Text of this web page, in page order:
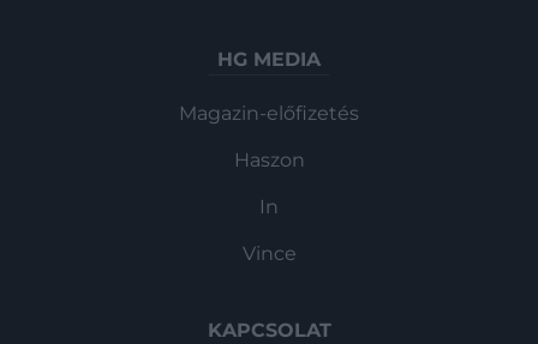
HG MEDIA
Magazin-előfizetés
Haszon
In
Vince
KAPCSOLAT